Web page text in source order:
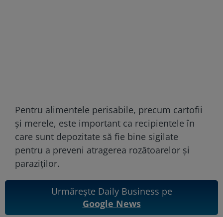
Pentru alimentele perisabile, precum cartofii
și merele, este important ca recipientele în
care sunt depozitate să fie bine sigilate
pentru a preveni atragerea rozătoarelor și
paraziților.
Urmărește Daily Business pe
Google News